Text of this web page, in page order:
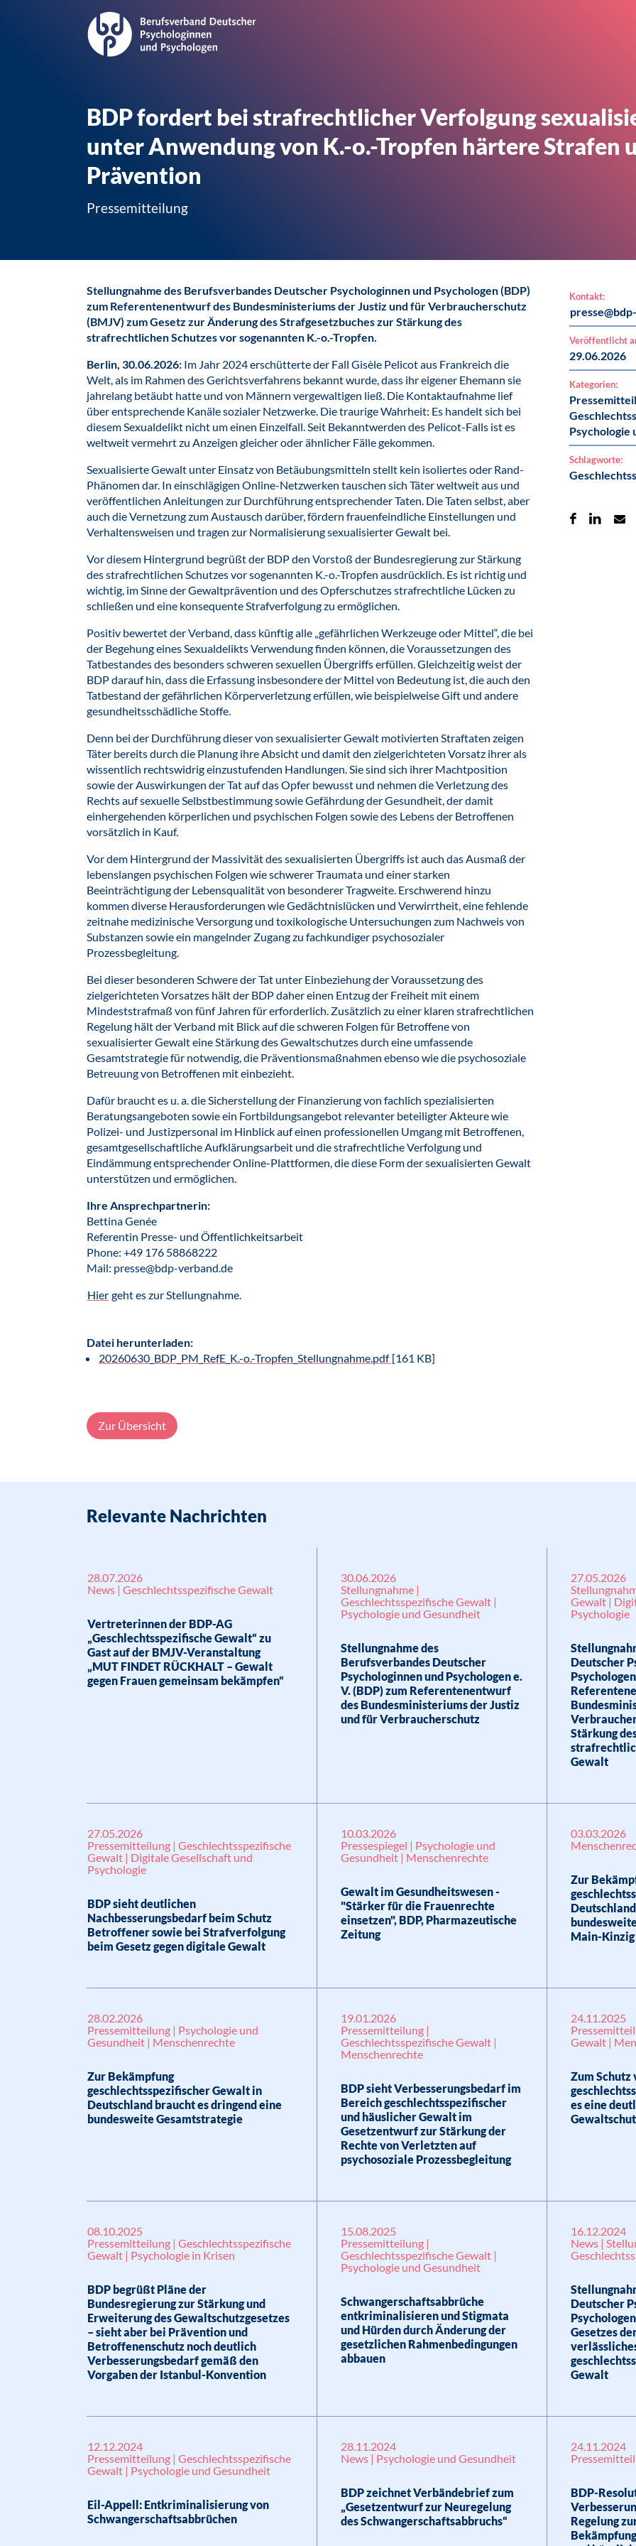
BDP fordert bei strafrechtlicher Verfolgung
unter Anwendung von K.-o.-Tropfen härtere Strafen
Prävention
Pressemitteilung
Stellungnahme des Berufsverbandes Deutscher Psychologinnen und Psychologen (BDP)
zum Referentenentwurf des Bundesministeriums der Justiz und für Verbraucherschutz
(BMJV) zum Gesetz zur Änderung des Strafgesetzbuches zur Stärkung des
strafrechtlichen Schutzes vor sogenannten K.-o.-Tropfen.
Berlin, 30.06.2026: Im Jahr 2024 erschütterte der Fall Gisèle Pelicot aus Frankreich die
Welt, als im Rahmen des Gerichtsverfahrens bekannt wurde, dass ihr eigener Ehemann sie
jahrelang betäubt hatte und von Männern vergewaltigen ließ. Die Kontaktaufnahme lief
über entsprechende Kanäle sozialer Netzwerke. Die traurige Wahrheit: Es handelt sich bei
diesem Sexualdelikt nicht um einen Einzelfall. Seit Bekanntwerden des Pelicot-Falls ist es
weltweit vermehrt zu Anzeigen gleicher oder ähnlicher Fälle gekommen.
Sexualisierte Gewalt unter Einsatz von Betäubungsmitteln stellt kein isoliertes oder Rand-
Phänomen dar. In einschlägigen Online-Netzwerken tauschen sich Täter weltweit aus und
veröffentlichen Anleitungen zur Durchführung entsprechender Taten. Die Taten selbst, aber
auch die Vernetzung zum Austausch darüber, fördern frauenfeindliche Einstellungen und
Verhaltensweisen und tragen zur Normalisierung sexualisierter Gewalt bei.
Vor diesem Hintergrund begrüßt der BDP den Vorstoß der Bundesregierung zur Stärkung
des strafrechtlichen Schutzes vor sogenannten K.-o.-Tropfen ausdrücklich. Es ist richtig und
wichtig, im Sinne der Gewaltprävention und des Opferschutzes strafrechtliche Lücken zu
schließen und eine konsequente Strafverfolgung zu ermöglichen.
Positiv bewertet der Verband, dass künftig alle „gefährlichen Werkzeuge oder Mittel“, die bei
der Begehung eines Sexualdelikts Verwendung finden können, die Voraussetzungen des
Tatbestandes des besonders schweren sexuellen Übergriffs erfüllen. Gleichzeitig weist der
BDP darauf hin, dass die Erfassung insbesondere der Mittel von Bedeutung ist, die auch den
Tatbestand der gefährlichen Körperverletzung erfüllen, wie beispielweise Gift und andere
gesundheitsschädliche Stoffe.
Denn bei der Durchführung dieser von sexualisierter Gewalt motivierten Straftaten zeigen
Täter bereits durch die Planung ihre Absicht und damit den zielgerichteten Vorsatz ihrer als
wissentlich rechtswidrig einzustufenden Handlungen. Sie sind sich ihrer Machtposition
sowie der Auswirkungen der Tat auf das Opfer bewusst und nehmen die Verletzung des
Rechts auf sexuelle Selbstbestimmung sowie Gefährdung der Gesundheit, der damit
einhergehenden körperlichen und psychischen Folgen sowie des Lebens der Betroffenen
vorsätzlich in Kauf.
Vor dem Hintergrund der Massivität des sexualisierten Übergriffs ist auch das Ausmaß der
lebenslangen psychischen Folgen wie schwerer Traumata und einer starken
Beeinträchtigung der Lebensqualität von besonderer Tragweite. Erschwerend hinzu
kommen diverse Herausforderungen wie Gedächtnislücken und Verwirrtheit, eine fehlende
zeitnahe medizinische Versorgung und toxikologische Untersuchungen zum Nachweis von
Substanzen sowie ein mangelnder Zugang zu fachkundiger psychosozialer
Prozessbegleitung.
Bei dieser besonderen Schwere der Tat unter Einbeziehung der Voraussetzung des
zielgerichteten Vorsatzes hält der BDP daher einen Entzug der Freiheit mit einem
Mindeststrafmaß von fünf Jahren für erforderlich. Zusätzlich zu einer klaren strafrechtlichen
Regelung hält der Verband mit Blick auf die schweren Folgen für Betroffene von
sexualisierter Gewalt eine Stärkung des Gewaltschutzes durch eine umfassende
Gesamtstrategie für notwendig, die Präventionsmaßnahmen ebenso wie die psychosoziale
Betreuung von Betroffenen mit einbezieht.
Dafür braucht es u. a. die Sicherstellung der Finanzierung von fachlich spezialisierten
Beratungsangeboten sowie ein Fortbildungsangebot relevanter beteiligter Akteure wie
Polizei- und Justizpersonal im Hinblick auf einen professionellen Umgang mit Betroffenen,
gesamtgesellschaftliche Aufklärungsarbeit und die strafrechtliche Verfolgung und
Eindämmung entsprechender Online-Plattformen, die diese Form der sexualisierten Gewalt
unterstützen und ermöglichen.
Ihre Ansprechpartnerin:
Bettina Genée
Referentin Presse- und Öffentlichkeitsarbeit
Phone: +49 176 58868222
Mail: presse@bdp-verband.de
Hier geht es zur Stellungnahme.
Datei herunterladen:
20260630_BDP_PM_RefE_K.-o.-Tropfen_Stellungnahme.pdf [161 KB]
Kontakt:
Veröffentlicht
29.06.2026
Kategorien:
Psychologie
Schlagworte:
Zur Übersicht
Relevante Nachrichten
28.07.2026
News | Geschlechtsspezifische Gewalt
Vertreterinnen der BDP-AG
„Geschlechtsspezifische Gewalt“ zu
Gast auf der BMJV-Veranstaltung
„MUT FINDET RÜCKHALT – Gewalt
gegen Frauen gemeinsam bekämpfen“
30.06.2026
Stellungnahme |
Geschlechtsspezifische Gewalt |
Psychologie und Gesundheit
Stellungnahme des
Berufsverbandes Deutscher
Psychologinnen und Psychologen e.
V. (BDP) zum Referentenentwurf
des Bundesministeriums der Justiz
und für Verbraucherschutz
27.05.2026
Gewalt |
Psychologie
Deutscher
Stärkung
Gewalt
27.05.2026
Pressemitteilung | Geschlechtsspezifische
Gewalt | Digitale Gesellschaft und
Psychologie
BDP sieht deutlichen
Nachbesserungsbedarf beim Schutz
Betroffener sowie bei Strafverfolgung
beim Gesetz gegen digitale Gewalt
10.03.2026
Pressespiegel | Psychologie und
Gesundheit | Menschenrechte
Gewalt im Gesundheitswesen -
"Stärker für die Frauenrechte
einsetzen", BDP, Pharmazeutische
Zeitung
03.03.2026
Zur
Main-Kinzig
28.02.2026
Pressemitteilung | Psychologie und
Gesundheit | Menschenrechte
Zur Bekämpfung
geschlechtsspezifischer Gewalt in
Deutschland braucht es dringend eine
bundesweite Gesamtstrategie
19.01.2026
Pressemitteilung |
Geschlechtsspezifische Gewalt |
Menschenrechte
BDP sieht Verbesserungsbedarf im
Bereich geschlechtsspezifischer
und häuslicher Gewalt im
Gesetzentwurf zur Stärkung der
Rechte von Verletzten auf
psychosoziale Prozessbegleitung
24.11.2025
Gewalt |
Zum
es eine
08.10.2025
Pressemitteilung | Geschlechtsspezifische
Gewalt | Psychologie in Krisen
BDP begrüßt Pläne der
Bundesregierung zur Stärkung und
Erweiterung des Gewaltschutzgesetzes
– sieht aber bei Prävention und
Betroffenenschutz noch deutlich
Verbesserungsbedarf gemäß den
Vorgaben der Istanbul-Konvention
15.08.2025
Pressemitteilung |
Geschlechtsspezifische Gewalt |
Psychologie und Gesundheit
Schwangerschaftsabbrüche
entkriminalisieren und Stigmata
und Hürden durch Änderung der
gesetzlichen Rahmenbedingungen
abbauen
16.12.2024
News |
Deutscher
Gesetzes
Gewalt
12.12.2024
Pressemitteilung | Geschlechtsspezifische
Gewalt | Psychologie und Gesundheit
Eil-Appell: Entkriminalisierung von
Schwangerschaftsabbrüchen
28.11.2024
News | Psychologie und Gesundheit
BDP zeichnet Verbändebrief zum
„Gesetzentwurf zur Neuregelung
des Schwangerschaftsabbruchs“
24.11.2024
BDP-
Regelung